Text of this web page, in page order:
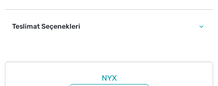
Teslimat Seçenekleri
NYX